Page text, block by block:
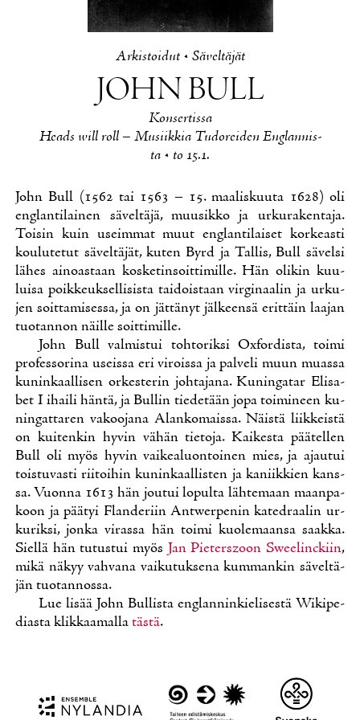
Ar­kis­toi­dut• Sä­vel­tä­jät
JOHN BULL
Kon­ser­tis­sa
Heads will roll – Musiik­kia Tu­do­rei­den Englan­nis­
ta • to 15.1.
John Bull (1562 tai 1563 – 15. maa­lis­kuu­ta 1628) oli
englan­ti­lai­nen sä­vel­tä­jä, muusik­ko ja ur­ku­ra­ken­ta­ja.
Toi­sin kuin useim­mat muut englan­ti­lai­set kor­keas­ti
kou­lu­te­tut sä­vel­tä­jät, ku­ten Byrd ja Tal­lis, Bull sä­vel­si
lä­hes ai­noas­taan kos­ke­tin­soit­ti­mil­le. Hän oli­kin kuu­
lui­sa poik­keuk­sel­li­sis­ta tai­dois­taan vir­gi­naa­lin ja ur­ku­
jen soit­ta­mi­ses­sa, ja on jät­tä­nyt jäl­keen­sä erit­täin laa­jan
tuo­tan­non näil­le soit­ti­mil­le.
John Bull val­mis­tui toh­to­rik­si Ox­for­dis­ta, toi­mi
pro­fes­so­ri­na useis­sa eri vi­rois­sa ja pal­ve­li muun muas­sa
ku­nin­kaal­li­sen or­kes­te­rin joh­ta­ja­na. Ku­nin­ga­tar Eli­sa­
bet I ihai­li hän­tä, ja Bul­lin tie­de­tään jo­pa toi­mi­neen ku­
nin­gat­ta­ren va­koo­ja­na Alan­ko­mais­sa. Näis­tä liik­keis­tä
on kui­ten­kin hy­vin vä­hän tie­to­ja. Kai­kes­ta pää­tel­len
Bull oli myös hy­vin vai­kea­luon­toi­nen mies, ja ajau­tui
tois­tu­vas­ti rii­toi­hin ku­nin­kaal­lis­ten ja ka­niik­kien kans­
sa. Vuon­na 1613 hän jou­tui lo­pul­ta läh­te­maan maan­pa­
koon ja pää­tyi Flan­de­riin Antwer­pe­nin ka­te­draa­lin ur­
ku­rik­si, jon­ka vi­ras­sa hän toi­mi kuo­le­maan­sa saak­ka.
Siel­lä hän tu­tus­tui myös Jan Pie­terszoon Swee­linc­kiin,
mi­kä nä­kyy vah­va­na vai­ku­tuk­se­na kum­man­kin sä­vel­tä­
jän tuo­tan­nos­sa.
Lue li­sää John Bul­lis­ta englan­nin­kie­li­ses­tä Wi­ki­pe­
dias­ta klik­kaa­mal­latäs­tä.